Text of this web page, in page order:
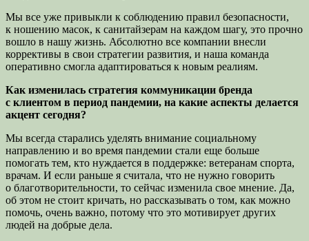
Мы все уже привыкли к соблюдению правил безопасности,
к ношению масок, к санитайзерам на каждом шагу, это прочно
вошло в нашу жизнь. Абсолютно все компании внесли
коррективы в свои стратегии развития, и наша команда
оперативно смогла адаптироваться к новым реалиям.
Как изменилась стратегия коммуникации бренда
с клиентом в период пандемии, на какие аспекты делается
акцент сегодня?
Мы всегда старались уделять внимание социальному
направлению и во время пандемии стали еще больше
помогать тем, кто нуждается в поддержке: ветеранам спорта,
врачам. И если раньше я считала, что не нужно говорить
о благотворительности, то сейчас изменила свое мнение. Да,
об этом не стоит кричать, но рассказывать о том, как можно
помочь, очень важно, потому что это мотивирует других
людей на добрые дела.